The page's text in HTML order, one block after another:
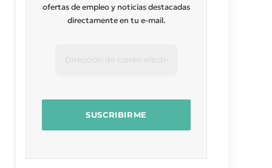
ofertas de empleo y noticias destacadas
directamente en tu e-mail.